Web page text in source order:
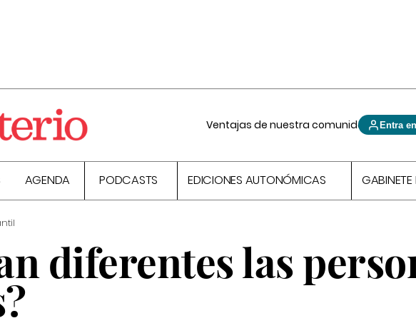
Ventajas de nuestra comunidad Entra
AGENDA PODCASTS EDICIONES AUTONÓMICAS GABINETE
diferentes las